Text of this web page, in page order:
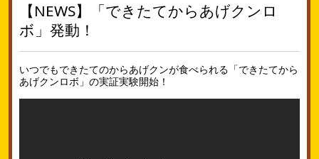
【NEWS】「できたてからあげクンロ
ボ」発動！
いつでもできたてのからあげクンが食べられる「できたてから
あげクンロボ」の実証実験開始！